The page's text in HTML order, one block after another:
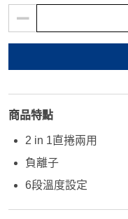
商品特點
2 in 1直捲兩用
負離子
6段溫度設定